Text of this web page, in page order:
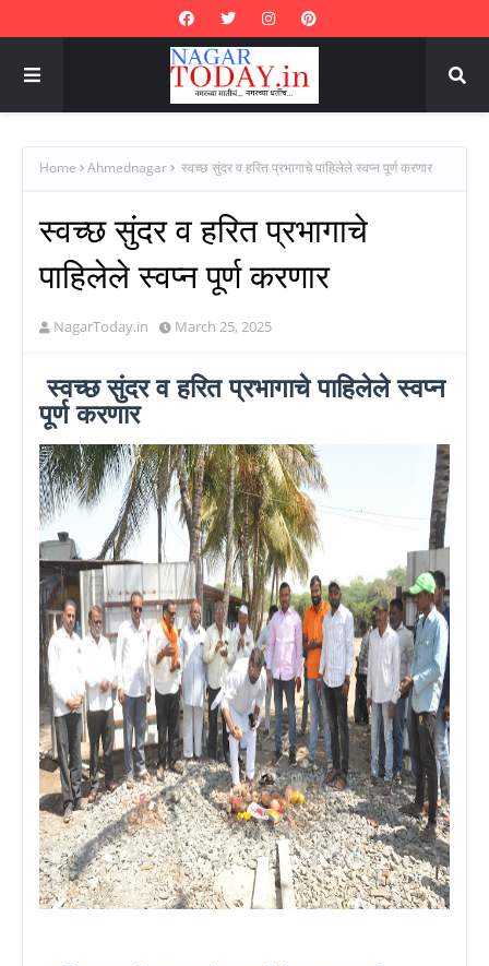
Home Ahmednagar स्वच्छ सुंदर व हरित प्रभागाचे पाहिलेले स्वप्न पूर्ण करणार
स्वच्छ सुंदर व हरित प्रभागाचे
पाहिलेले स्वप्न पूर्ण करणार
NagarToday.in March 25, 2025
स्वच्छ सुंदर व हरित प्रभागाचे पाहिलेले स्वप्न
पूर्ण करणार